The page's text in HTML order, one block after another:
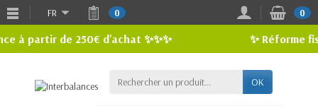
de 250€ d'achat ✨✨✨ ✨ Réforme
FR 0 0
OK